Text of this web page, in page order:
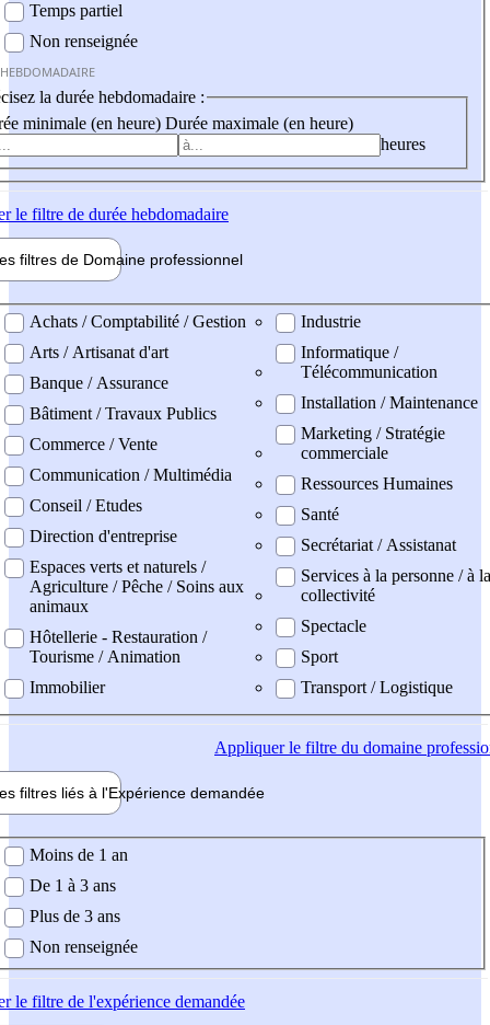
Temps partiel
Non renseignée
la durée hebdomadaire :
minimale (en heure) Durée maximale (en heure)
heures
le filtre de durée hebdomadaire
filtres de Domaine professionnel
professionel
Achats / Comptabilité / Gestion
Arts / Artisanat d'art
Banque / Assurance
Bâtiment / Travaux Publics
Commerce / Vente
Communication / Multimédia
Conseil / Etudes
Direction d'entreprise
Espaces verts et naturels /
Agriculture / Pêche / Soins aux
animaux
Hôtellerie - Restauration /
Tourisme / Animation
Immobilier
Industrie
Informatique /
Télécommunication
Installation / Maintenance
Marketing / Stratégie
commerciale
Ressources Humaines
Santé
Secrétariat / Assistanat
Services à la personne / à la
collectivité
Spectacle
Sport
Transport / Logistique
Appliquerle filtre du domaine
filtres liés à l'Expérience demandée
demandée
Moins de 1 an
De 1 à 3 ans
Plus de 3 ans
Non renseignée
le filtre de l'expérience demandée